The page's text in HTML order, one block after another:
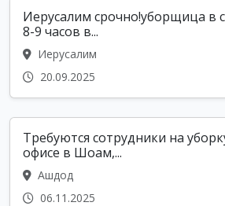
Иерусалим срочно!уборщица в
8-9 часов в...
Иерусалим
20.09.2025
Требуются сотрудники на
офисе в Шоам,...
Ашдод
06.11.2025